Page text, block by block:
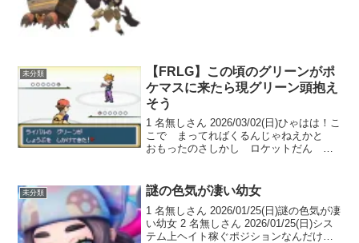
未分類
【FRLG】この頃のグリーンがポ
ケマスに来たら現グリーン頭抱え
そう
1 名無しさん 2026/03/02(日)ひゃはは！こ
こで まってればくるんじゃねえかと
おもったのさしかし ロケットだん あ
と だけど！ヤマブキ シティで ◯◯
があるいて...
未分類 謎の色気が凄い幼女
1 名無しさん 2026/01/25(日)謎の色気が凄
い幼女 2 名無しさん 2026/01/25(日)シス
テム上ヘイト稼ぐポジションなんだけど